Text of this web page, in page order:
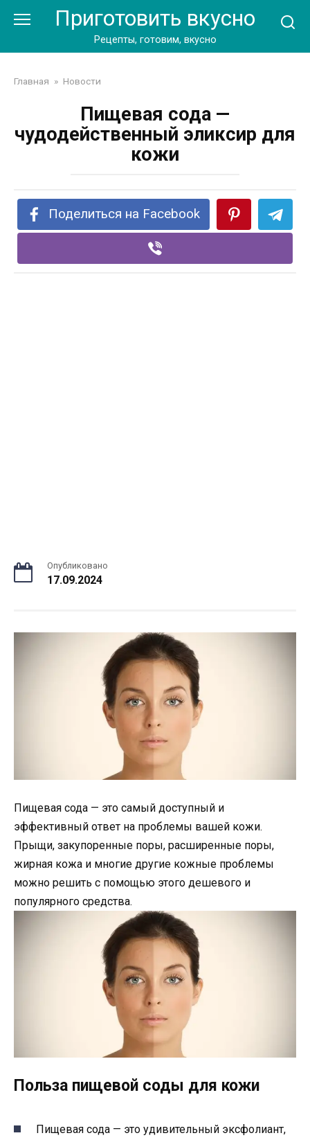
Приготовить вкусно
Рецепты, готовим, вкусно
Главная » Новости
Пищевая сода —
чудодейственный эликсир для
кожи
Поделиться на Facebook
Опубликовано
17.09.2024
Пищевая сода — это самый доступный и
эффективный ответ на проблемы вашей кожи.
Прыщи, закупоренные поры, расширенные поры,
жирная кожа и многие другие кожные проблемы
можно решить с помощью этого дешевого и
популярного средства.
Польза пищевой соды для кожи
Пищевая сода — это удивительный эксфолиант,